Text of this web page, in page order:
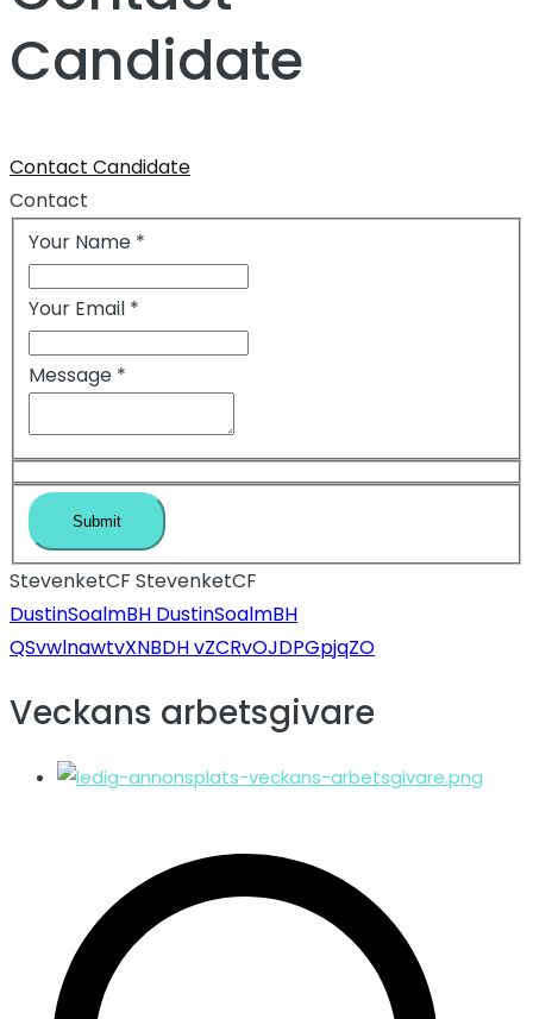
Candidate
Contact Candidate
Contact
Your Name *
Your Email *
Message *
StevenketCF StevenketCF
DustinSoalmBH DustinSoalmBH
QSvwlnawtvXNBDH vZCRvOJDPGpjqZO
Veckans arbetsgivare